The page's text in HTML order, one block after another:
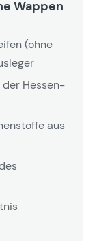
Wappen
(ohne
Hessen-
aus